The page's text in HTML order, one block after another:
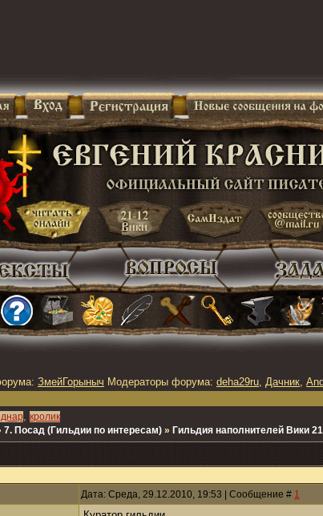
ЗмейГорыныч Модераторы форума: deha29ru, Дачник,
, кролик
7. Посад (Гильдии по интересам) » Гильдия наполнителей Вики
Дата: Среда, 29.12.2010, 19:53 | Сообщение # 1